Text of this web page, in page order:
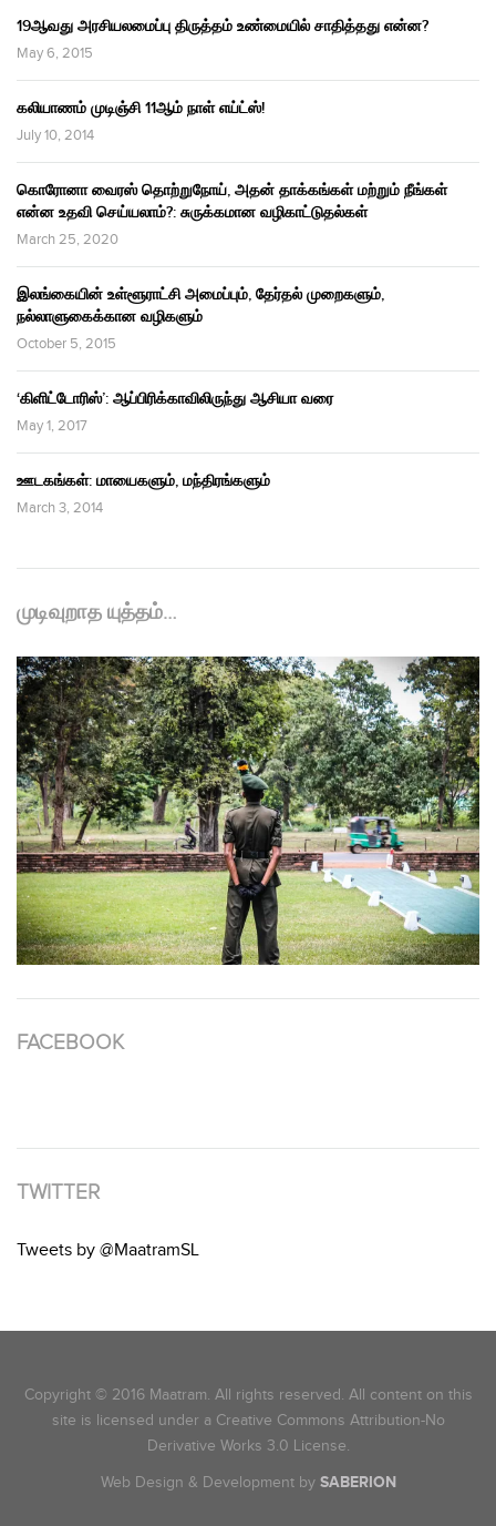
19ஆவது அரசியலமைப்பு திருத்தம் உண்மையில் சாதித்தது என்ன?
May 6, 2015
கலியாணம் முடிஞ்சி 11ஆம் நாள் எய்ட்ஸ்!
July 10, 2014
கொரோனா வைரஸ் தொற்றுநோய், அதன் தாக்கங்கள் மற்றும் நீங்கள்
என்ன உதவி செய்யலாம்?: சுருக்கமான வழிகாட்டுதல்கள்
March 25, 2020
இலங்கையின் உள்ளூராட்சி அமைப்பும், தேர்தல் முறைகளும்,
நல்லாளுகைக்கான வழிகளும்
October 5, 2015
‘கிளிட்டோரிஸ்’: ஆப்பிரிக்காவிலிருந்து ஆசியா வரை
May 1, 2017
ஊடகங்கள்: மாயைகளும், மந்திரங்களும்
March 3, 2014
முடிவுறாத யுத்தம்…
FACEBOOK
TWITTER
Tweets by @MaatramSL
Copyright © 2016 Maatram. All rights reserved. All content on this
site is licensed under a Creative Commons Attribution-No
Derivative Works 3.0 License.
Web Design & Development by SABERION